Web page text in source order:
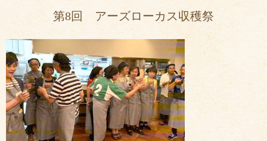
第8回 アーズローカス収穫祭